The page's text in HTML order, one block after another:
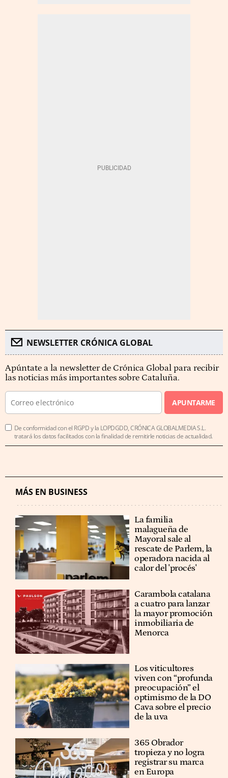
NEWSLETTER CRÓNICA GLOBAL
Apúntate a la newsletter de Crónica Global para recibir
las noticias más importantes sobre Cataluña.
APUNTARME
De conformidad con el RGPD y la LOPDGDD, CRÓNICA GLOBALMEDIA S.L.
tratará los datos facilitados con la finalidad de remitirle noticias de actualidad.
MÁS EN BUSINESS
La familia
malagueña de
Mayoral sale al
rescate de Parlem, la
operadora nacida al
calor del 'procés'
Carambola catalana
a cuatro para lanzar
la mayor promoción
inmobiliaria de
Menorca
Los viticultores
viven con “profunda
preocupación” el
optimismo de la DO
Cava sobre el precio
de la uva
365 Obrador
tropieza y no logra
registrar su marca
en Europa